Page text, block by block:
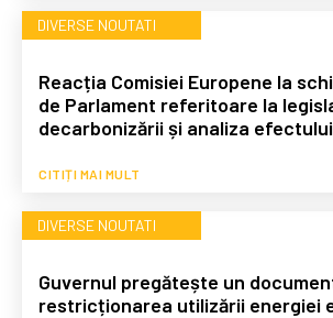
DIVERSE NOUTATI
Reacția Comisiei Europene la
de Parlament referitoare la
decarbonizării și analiza efectului
CITIȚI MAI MULT
DIVERSE NOUTATI
Guvernul pregătește un
restricționarea utilizării energiei